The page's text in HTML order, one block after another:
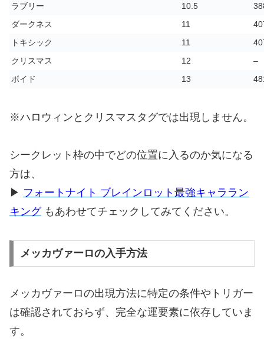
ラブリー 10.5
ダークネス
11
トキシック
11
クリスマス
12
–
ボイド
13
※ハロウィンとクリスマスタグでは出現しません。
シークレット枠の中でどの位置に入るのか気になる
方は、
▶ フォートナイト ブレインロット最強キャララン
キングもあわせてチェックしてみてください。
メッカヴァーロの入手方法
メッカヴァーロの出現方法に特定の条件やトリガー
は確認されておらず、完全な運要素に依存していま
す。